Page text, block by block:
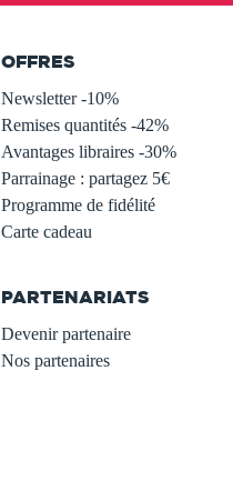
OFFRES
Newsletter -10%
Remises quantités -42%
Avantages libraires -30%
Parrainage : partagez 5€
Programme de fidélité
Carte cadeau
PARTENARIATS
Devenir partenaire
Nos partenaires